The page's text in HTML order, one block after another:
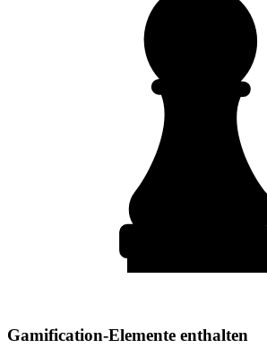
Gamification-Elemente enthalten